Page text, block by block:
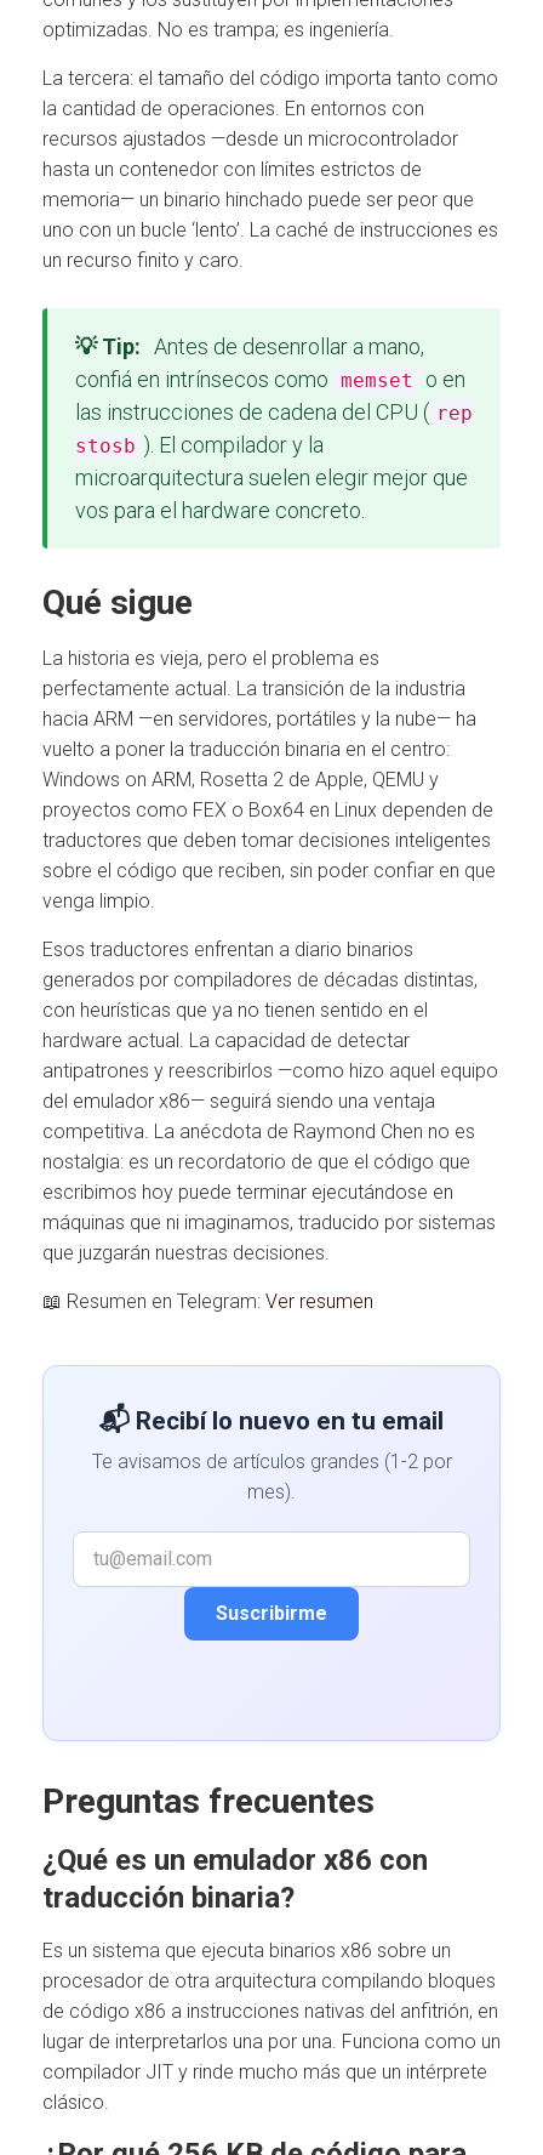
optimizadas. No es trampa; es ingeniería.
La tercera: el tamaño del código importa tanto como
la cantidad de operaciones. En entornos con
recursos ajustados —desde un microcontrolador
hasta un contenedor con límites estrictos de
memoria— un binario hinchado puede ser peor que
uno con un bucle ‘lento’. La caché de instrucciones es
un recurso finito y caro.
💡 Tip: Antes de desenrollar a mano,
confiá en intrínsecos como memset
o en
las instrucciones de cadena del CPU ( rep
stosb ). El compilador y la
microarquitectura suelen elegir mejor que
vos para el hardware concreto.
Qué sigue
La historia es vieja, pero el problema es
perfectamente actual. La transición de la industria
hacia ARM —en servidores, portátiles y la nube— ha
vuelto a poner la traducción binaria en el centro:
Windows on ARM, Rosetta 2 de Apple, QEMU y
proyectos como FEX o Box64 en Linux dependen de
traductores que deben tomar decisiones inteligentes
sobre el código que reciben, sin poder confiar en que
venga limpio.
Esos traductores enfrentan a diario binarios
generados por compiladores de décadas distintas,
con heurísticas que ya no tienen sentido en el
hardware actual. La capacidad de detectar
antipatrones y reescribirlos —como hizo aquel equipo
del emulador x86— seguirá siendo una ventaja
competitiva. La anécdota de Raymond Chen no es
nostalgia: es un recordatorio de que el código que
escribimos hoy puede terminar ejecutándose en
máquinas que ni imaginamos, traducido por sistemas
que juzgarán nuestras decisiones.
📖 Resumen en Telegram: Ver resumen
📬 Recibí lo nuevo en tu email
Te avisamos de artículos grandes (1-2 por
mes).
Suscribirme
Preguntas frecuentes
¿Qué es un emulador x86 con
traducción binaria?
Es un sistema que ejecuta binarios x86 sobre un
procesador de otra arquitectura compilando bloques
de código x86 a instrucciones nativas del anfitrión, en
lugar de interpretarlos una por una. Funciona como un
compilador JIT y rinde mucho más que un intérprete
clásico.